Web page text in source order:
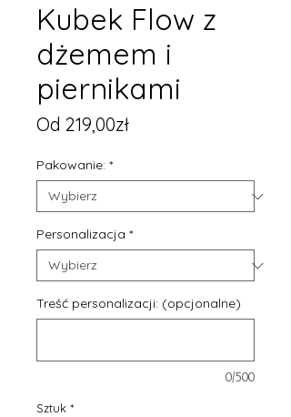
Kubek Flow z
dżemem i
piernikami
Od 219,00złCena
Pakowanie: *
Personalizacja *
Treść personalizacji: (opcjonalne)
0/500
Sztuk *